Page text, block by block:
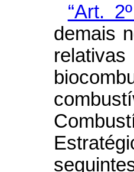
“Art. 2º
demais